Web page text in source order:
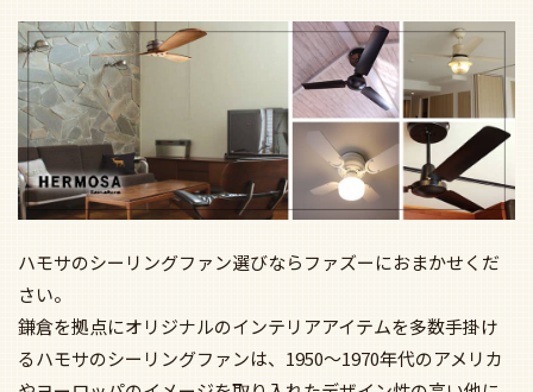
ハモサのシーリングファン選びならファズーにおまかせくだ
さい。
鎌倉を拠点にオリジナルのインテリアアイテムを多数手掛け
るハモサのシーリングファンは、1950～1970年代のアメリカ